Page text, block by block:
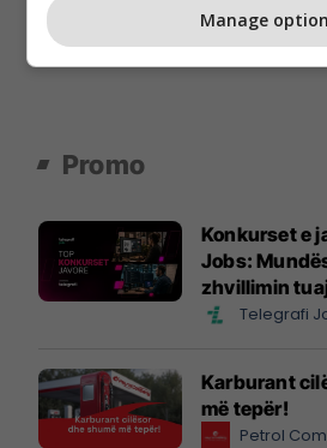
Promo
Konkurset e
Jobs:
zhvillimin
Telegrafi
Karburant
më tepër!
Petrol
Manage